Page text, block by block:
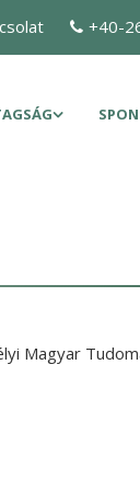
+40-
Magyar